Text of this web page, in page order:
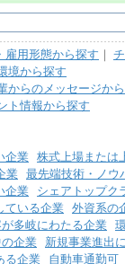
雇用形態から探す ｜
境から探す
からのメッセージか
ト情報から探す
企業 株式上場または
業 最先端技術・ノウ
企業
シェアトップク
ている企業 外資系の
多岐にわたる企業
企業 新規事業進出
る企業
自動車通勤可